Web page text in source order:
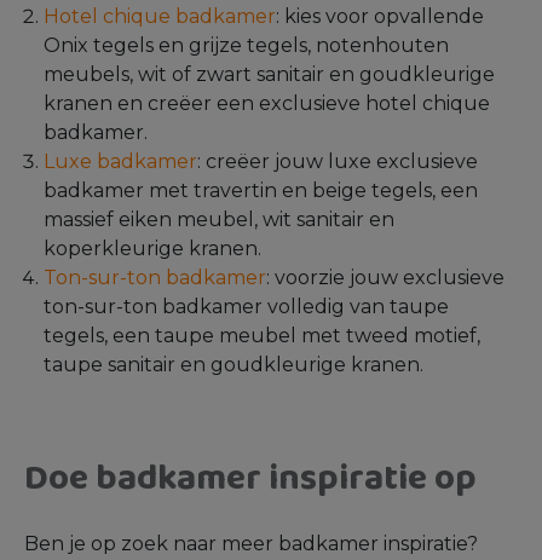
voor een unieke ruimte
Combineer jouw exclusieve badkamer met een
van onderstaande